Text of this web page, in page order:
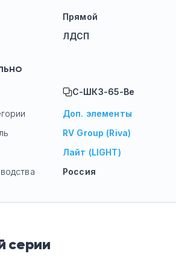
Прямой
ЛДСП
С-ШКЗ-65-Ве
Доп. элементы
RV Group (Riva)
Лайт (LIGHT)
Россия
серии